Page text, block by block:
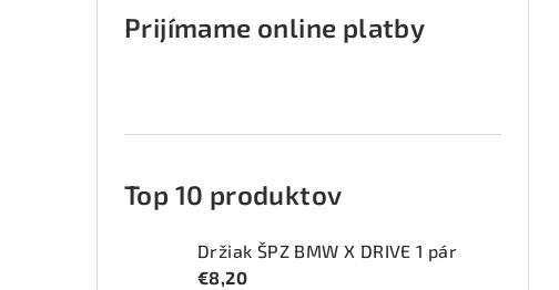
Prijímame online platby
Top 10 produktov
Držiak ŠPZ BMW X DRIVE 1 pár
€8,20